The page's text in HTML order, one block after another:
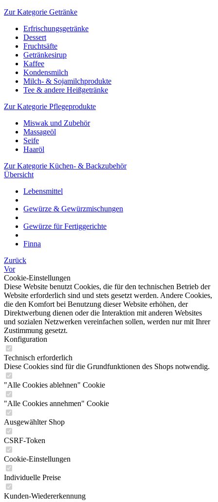
Zur Kategorie Getränke
Erfrischungsgetränke
Dessert
Fruchtsäfte
Getränkesirup
Kaffee
Kondensmilch
Milch- & Sojamilchprodukte
Tee & andere Heißgetränke
Zur Kategorie Pflegeprodukte
Miswak und Zubehör
Massageöl
Seife
Haaröl
Zur Kategorie Küchen- & Backzubehör
Übersicht
Lebensmittel
Gewürze & Gewürzmischungen
Gewürze für Fertiggerichte
Finna
Zurück
Vor
Cookie-Einstellungen
Diese Website benutzt Cookies, die für den technischen Betrieb der
Website erforderlich sind und stets gesetzt werden. Andere Cookies,
die den Komfort bei Benutzung dieser Website erhöhen, der
Direktwerbung dienen oder die Interaktion mit anderen Websites
und sozialen Netzwerken vereinfachen sollen, werden nur mit Ihrer
Zustimmung gesetzt.
Konfiguration
Technisch erforderlich
Diese Cookies sind für die Grundfunktionen des Shops notwendig.
"Alle Cookies ablehnen" Cookie
"Alle Cookies annehmen" Cookie
Ausgewählter Shop
CSRF-Token
Cookie-Einstellungen
Individuelle Preise
Kunden-Wiedererkennung